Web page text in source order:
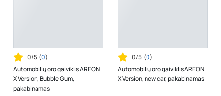
0/5 (0)
Automobilių oro gaiviklis AREON
X Version, Bubble Gum,
pakabinamas
0/5 (0)
Automobilių oro gaiviklis AREON
X Version, new car, pakabinamas